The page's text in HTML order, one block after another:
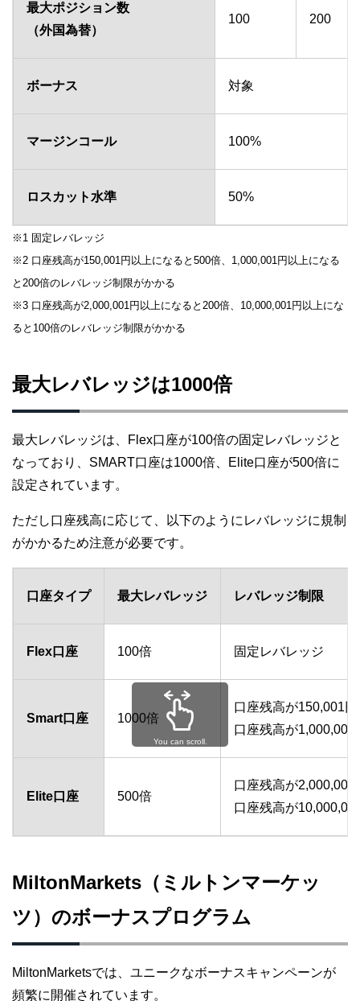
最大ポジション数
（外国為替）
100 200
ボーナス 対象
マージンコール 100%
ロスカット水準 50%
※1 固定レバレッジ
※2 口座残高が150,001円以上になると500倍、1,000,001円以上になる
と200倍のレバレッジ制限がかかる
※3 口座残高が2,000,001円以上になると200倍、10,000,001円以上にな
ると100倍のレバレッジ制限がかかる
最大レバレッジは1000倍
最大レバレッジは、Flex口座が100倍の固定レバレッジと
なっており、SMART口座は1000倍、Elite口座が500倍に
設定されています。
ただし口座残高に応じて、以下のようにレバレッジに規制
がかかるため注意が必要です。
口座タイプ 最大レバレッジ レバレッジ制限
Flex口座 100倍 固定レバレッジ
Smart口座 1000倍
口座残高が150,001
口座残高が
Elite口座 500倍
口座残高が
口座残高が
You can scroll.
MiltonMarkets（ミルトンマーケッ
ツ）のボーナスプログラム
MiltonMarketsでは、ユニークなボーナスキャンペーンが
頻繁に開催されています。